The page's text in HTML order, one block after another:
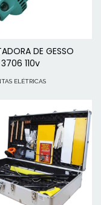
DE GESSO
110v
ELÉTRICAS